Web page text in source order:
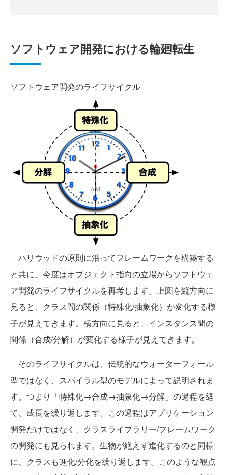
ソフトウェア開発における輪廻転生
ソフトウェア開発のライフサイクル
ハリウッドの原則に沿ってフレームワークを構築する
と共に、今度はオブジェクト指向の立場からソフトウェ
ア開発のライフサイクルを再考します。上図を縦方向に
見ると、クラス間の関係（特殊化/抽象化）が変化する様
子が見えてきます。横方向に見ると、インスタンス間の
関係（合成/分解）が変化する様子が見えてきます。
そのライフサイクルは、伝統的なウォーターフォール
型ではなく、スパイラル型のモデルによって説明されま
す。つまり「特殊化→合成→抽象化→分解」の過程を経
て、成長を繰り返します。この過程はアプリケーション
開発だけではなく、クラスライブラリー/フレームワーク
の開発にも見られます。生物が絶えず進化するのと同様
に、クラスも進化/分化を繰り返します。このような観点